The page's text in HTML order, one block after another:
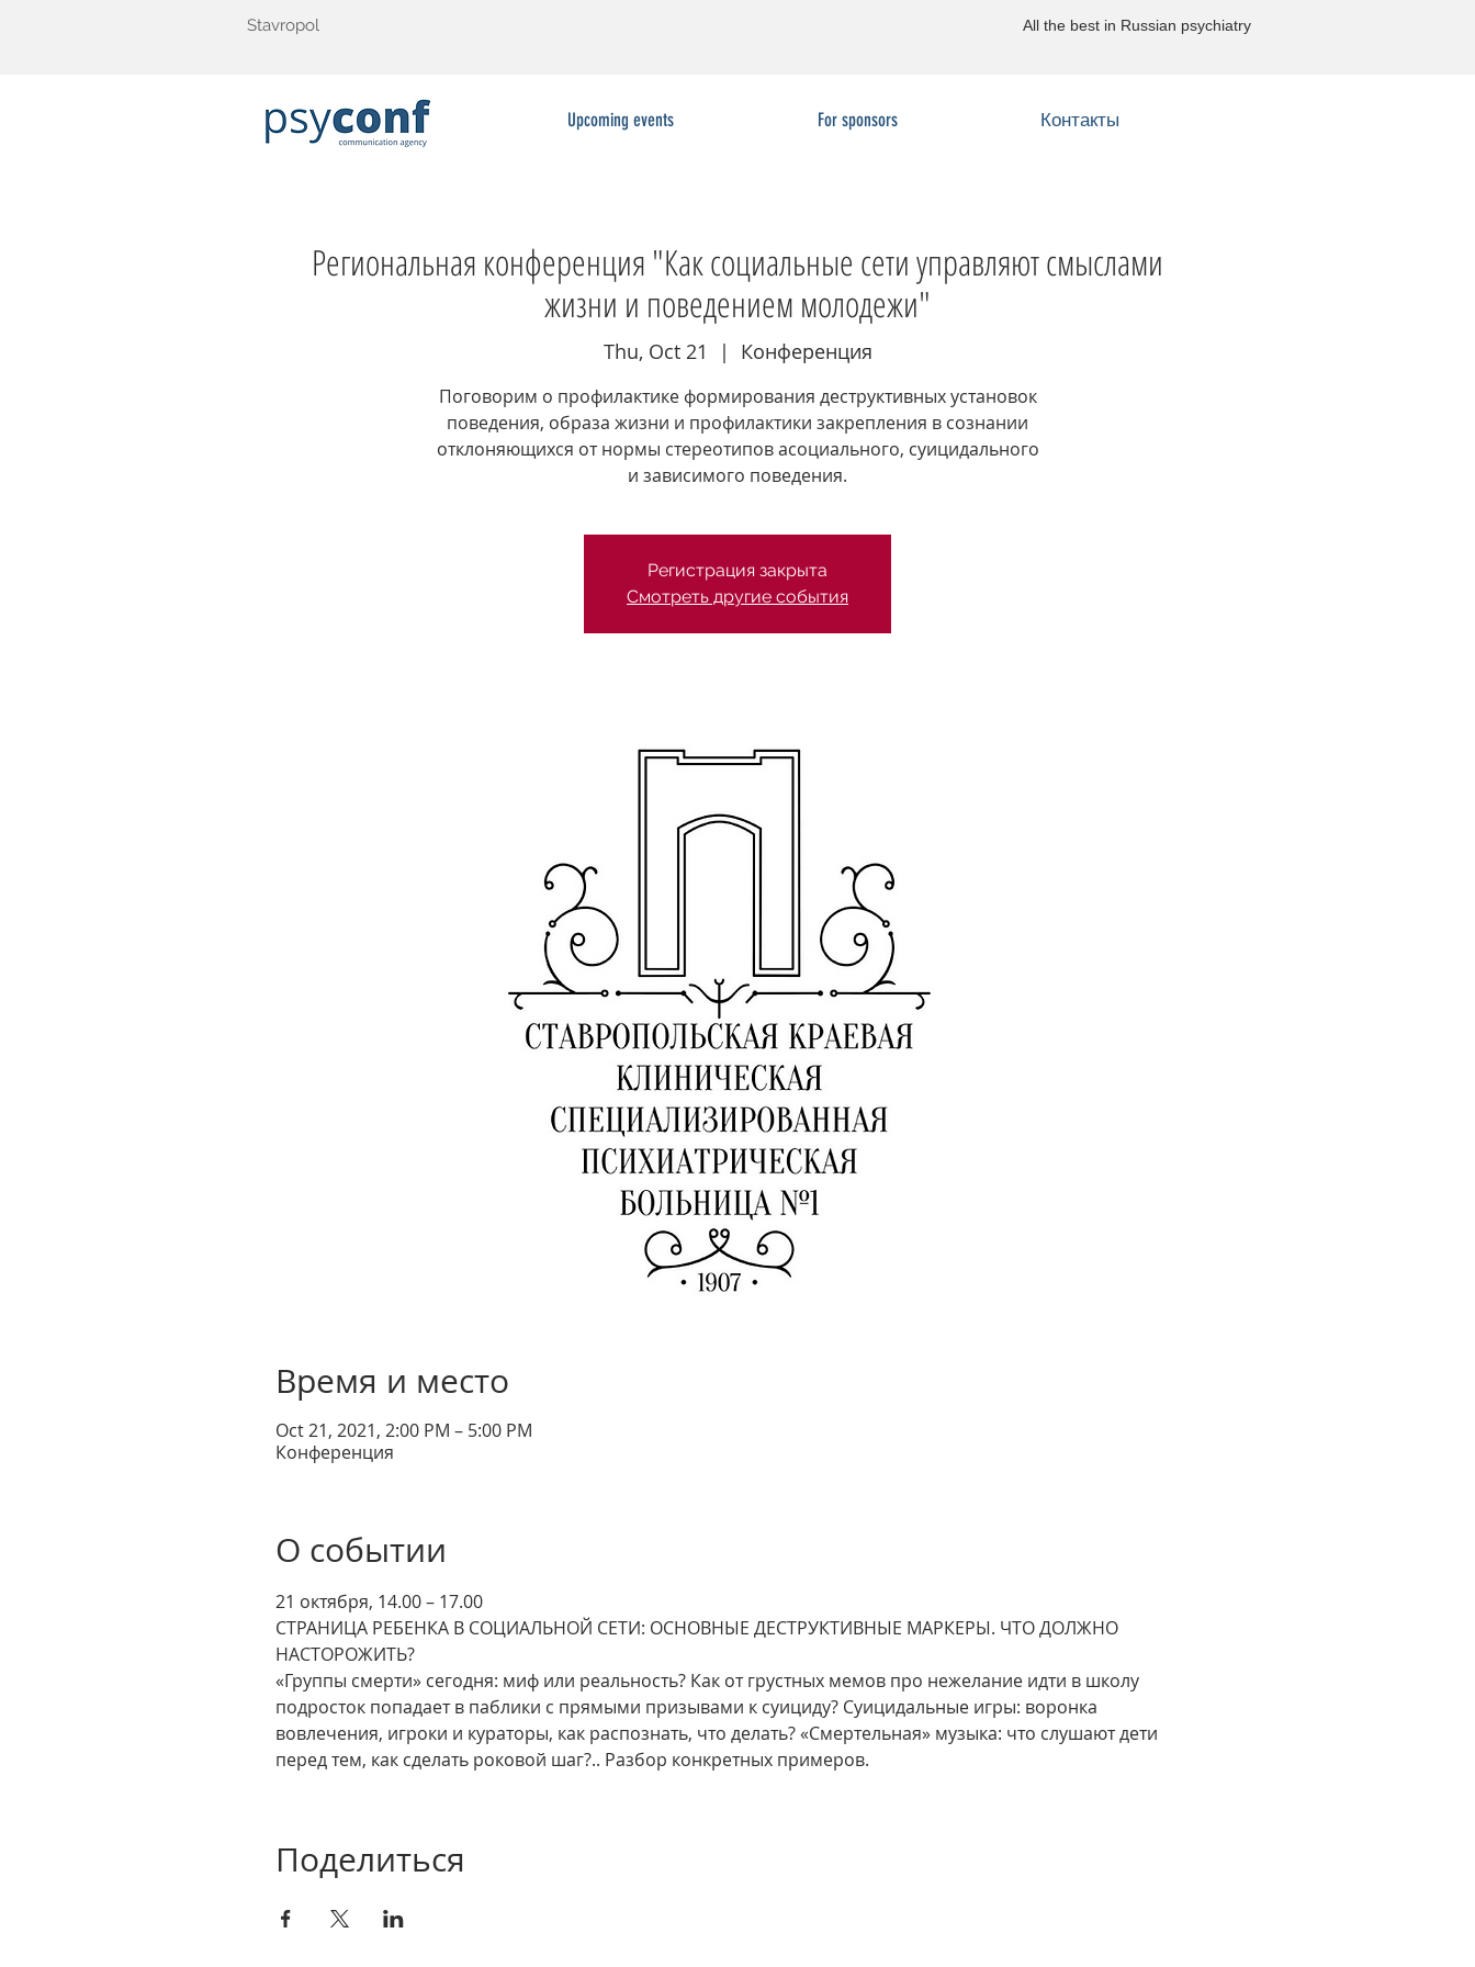
Stavropol All the best in Russian psychiatry
Upcoming events For sponsors Контакты
Региональная конференция "Как социальные сети управляют смыслами
жизни и поведением молодежи"
Thu, Oct 21
  |
Конференция
Поговорим о профилактике формирования деструктивных установок
поведения, образа жизни и профилактики закрепления в сознании
отклоняющихся от нормы стереотипов асоциального, суицидального
Регистрация закрыта
Смотреть другие события
Время и место
Oct 21, 2021, 2:00 PM – 5:00 PM
Конференция
О событии
21 октября, 14.00 – 17.00
СТРАНИЦА РЕБЕНКА В СОЦИАЛЬНОЙ СЕТИ: ОСНОВНЫЕ ДЕСТРУКТИВНЫЕ МАРКЕРЫ. ЧТО ДОЛЖНО
НАСТОРОЖИТЬ?
«Группы смерти» сегодня: миф или реальность? Как от грустных мемов про нежелание идти в школу
подросток попадает в паблики с прямыми призывами к суициду? Суицидальные игры: воронка
вовлечения, игроки и кураторы, как распознать, что делать? «Смертельная» музыка: что слушают дети
перед тем, как сделать роковой шаг?.. Разбор конкретных примеров.
Поделиться